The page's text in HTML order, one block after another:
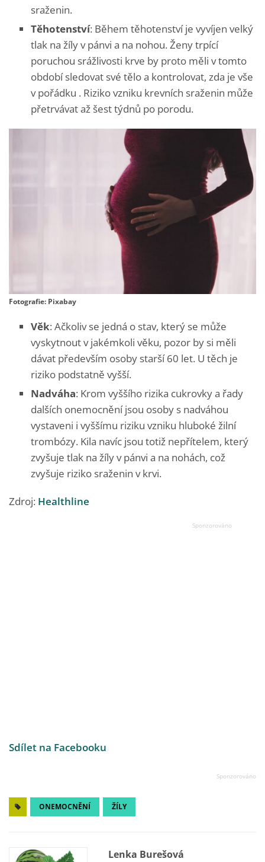
sraženin.
Těhotenství: Během těhotenství je vyvíjen velký
tlak na žíly v pánvi a na nohou. Ženy trpící
poruchou srážlivosti krve by proto měli v tomto
období sledovat své tělo a kontrolovat, zda je vše
v pořádku . Riziko vzniku krevních sraženin může
přetrvávat až šest týdnů po porodu.
Fotografie: Pixabay
Věk: Ačkoliv se jedná o stav, který se může
vyskytnout v jakémkoli věku, pozor by si měli
dávat především osoby starší 60 let. U těch je
riziko podstatně vyšší.
Nadváha: Krom vyššího rizika cukrovky a řady
dalších onemocnění jsou osoby s nadváhou
vystaveni i vyššímu riziku vzniku hluboké žilní
trombózy. Kila navíc jsou totiž nepřítelem, který
zvyšuje tlak na žíly v pánvi a na nohách, což
zvyšuje riziko sraženin v krvi.
Zdroj: Healthline
Sdílet na Facebooku
ONEMOCNĚNÍ ŽÍLY
Lenka Burešová